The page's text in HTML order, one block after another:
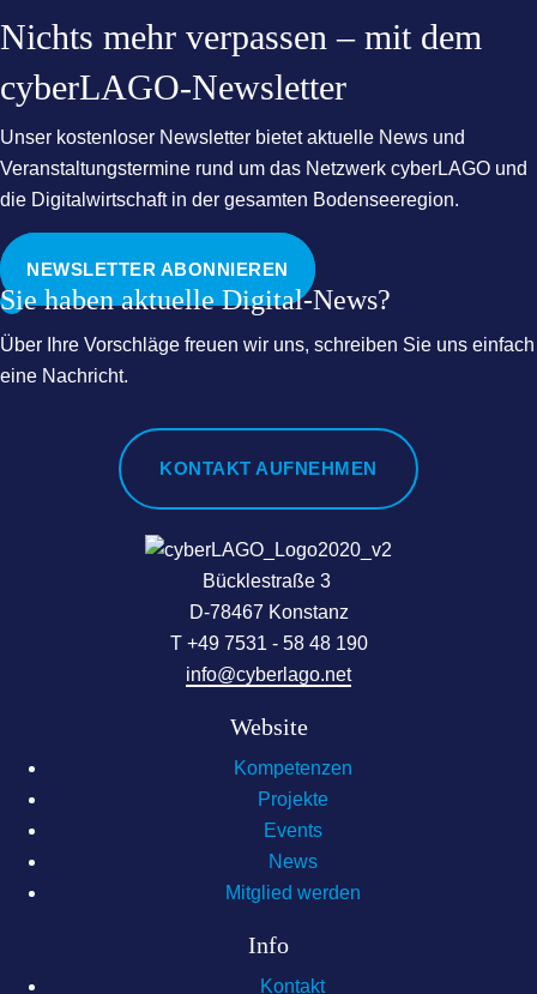
Nichts mehr verpassen – mit dem
cyberLAGO-Newsletter
Unser kostenloser Newsletter bietet aktuelle News und
Veranstaltungstermine rund um das Netzwerk cyberLAGO und
die Digitalwirtschaft in der gesamten Bodenseeregion.
NEWSLETTER ABONNIEREN
Sie haben aktuelle Digital-News?
Über Ihre Vorschläge freuen wir uns, schreiben Sie uns einfach
eine Nachricht.
KONTAKT AUFNEHMEN
Bücklestraße 3
D-78467 Konstanz
T +49 7531 - 58 48 190
info@cyberlago.net
Website
Kompetenzen
Projekte
Events
News
Mitglied werden
Info
Kontakt